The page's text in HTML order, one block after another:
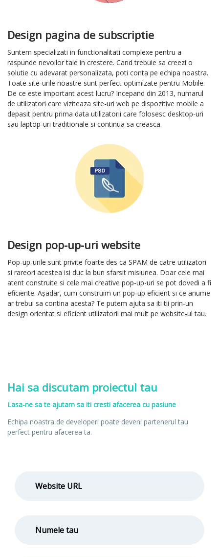
Design pagina de subscriptie
Suntem specializati in functionalitati complexe pentru a
raspunde nevoilor tale in crestere. Cand trebuie sa creezi o
solutie cu adevarat personalizata, poti conta pe echipa noastra.
Toate site-urile noastre sunt perfect optimizate pentru Mobile.
De ce este important acest lucru? Incepand din 2013, numarul
de utilizatori care viziteaza site-uri web pe dispozitive mobile a
depasit pentru prima data utilizatorii care folosesc desktop-uri
sau laptop-uri traditionale si continua sa creasca.
Design pop-up-uri website
Pop-up-urile sunt privite foarte des ca SPAM de catre utilizatori
si rareori acestea isi duc la bun sfarsit misiunea. Doar cele mai
atent construite si cele mai creative pop-up-uri se pot dovedi a fi
eficiente. Așadar, cum construim un pop-up eficient si ce anume
ar trebui sa contina acesta? Te putem ajuta sa iti tii prin-un
design orientat si eficient utilizatorii mai mult pe website-ul tau.
Hai sa discutam proiectul tau
Lasa-ne sa te ajutam sa iti cresti afacerea cu pasiune
Echipa noastra de developeri poate deveni partenerul tau
perfect pentru afacerea ta.